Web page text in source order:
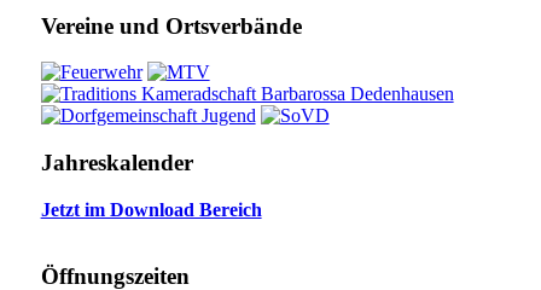
Vereine und Ortsverbände
Jahreskalender
Jetzt im Download Bereich
Öffnungszeiten